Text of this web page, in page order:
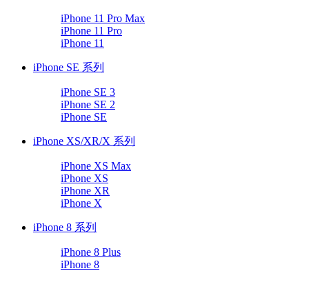
iPhone 11 Pro Max
iPhone 11 Pro
iPhone 11
iPhone SE 系列
iPhone SE 3
iPhone SE 2
iPhone SE
iPhone XS/XR/X 系列
iPhone XS Max
iPhone XS
iPhone XR
iPhone X
iPhone 8 系列
iPhone 8 Plus
iPhone 8